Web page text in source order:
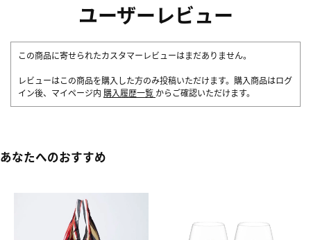
ユーザーレビュー
この商品に寄せられたカスタマーレビューはまだありません。
レビューはこの商品を購入した方のみ投稿いただけます。購入商品はログ
イン後、マイページ内 購入履歴一覧 からご確認いただけます。
あなたへのおすすめ